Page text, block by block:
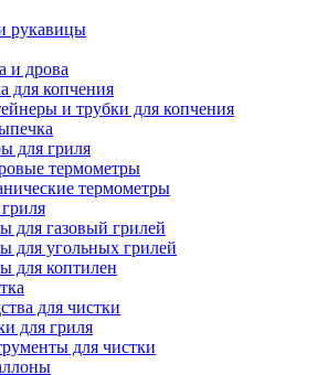
рукавицы
и дрова
для копчения
и трубки для копчения
для гриля
термометры
термометры
для газовый грилей
для угольных грилей
для коптилен
для чистки
для гриля
для чистки